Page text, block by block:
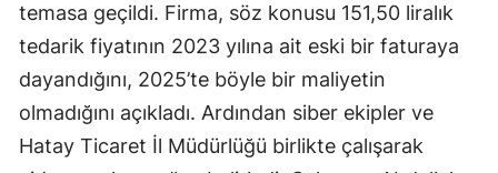
Kırklareli
Kırşehir
Kocaeli
Konya
temasa geçildi. Firma, söz konusu 151,50 liralık
tedarik fiyatının 2023 yılına ait eski bir faturaya
dayandığını, 2025’te böyle bir maliyetin
olmadığını açıkladı. Ardından siber ekipler ve
Hatay Ticaret İl Müdürlüğü birlikte çalışarak